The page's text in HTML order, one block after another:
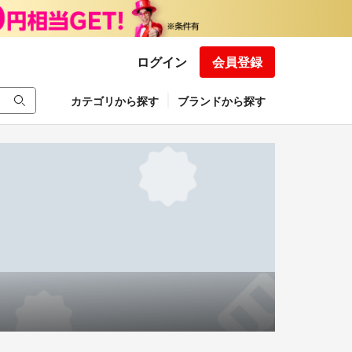
ログイン 会員登録
カテゴリから探す ブランドから探す